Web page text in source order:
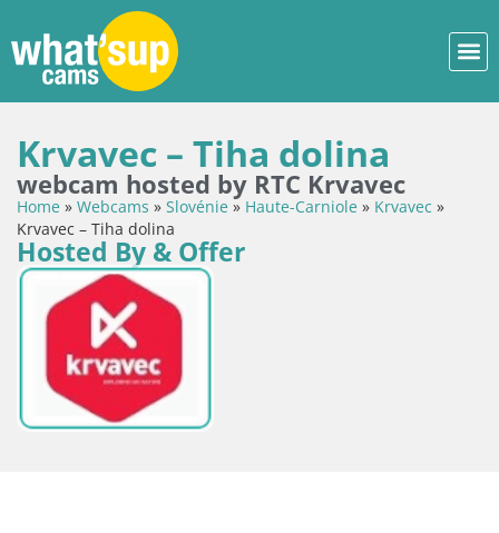
Krvavec – Tiha dolina
webcam hosted by RTC Krvavec
Home » Webcams » Slovénie » Haute-Carniole » Krvavec »
Krvavec – Tiha dolina
Hosted By & Offer